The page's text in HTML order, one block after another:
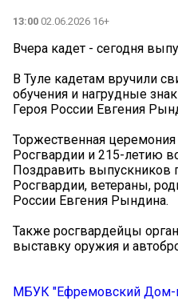
13:00 02.06.2026 16+
Вчера кадет - сегодня
В Туле кадетам вручили
обучения и нагрудные
Героя России Евгения
Торжественная
Росгвардии и 215-летию
Поздравить выпускников
Росгвардии, ветераны,
России Евгения Рындина.
Также росгвардейцы
выставку оружия и
МБУК "Ефремовский Дом-